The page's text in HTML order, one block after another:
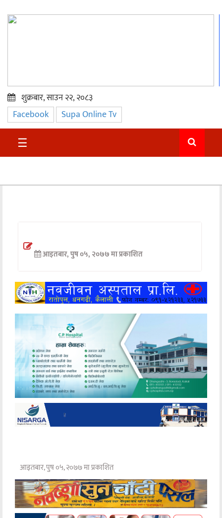
प्रमुख
समाचार
सुदुर
अन्तर्वार्ता
खेलकुद
मनोरञ्जन
अन्य
शुक्रबार, साउन २२, २०८३
Facebook Supa Online Tv
☰
आइतबार, पुष ०५, २०७७ मा प्रकाशित
आइतबार, पुष ०५, २०७७ मा प्रकाशित